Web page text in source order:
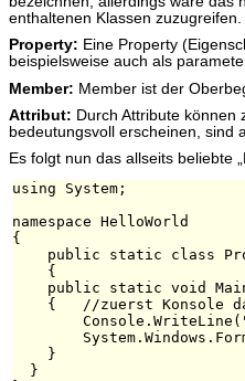
enthaltenen Klassen
Property: Eine Property
beispielsweise auch als
Member: Member ist der
Attribut: Durch Attribute können
bedeutungsvoll erscheinen, sind
Es folgt nun das allseits beliebte
using System;
namespace HelloWorld
{
public static class
{
public static void
{   //zuerst Konsole
}
}